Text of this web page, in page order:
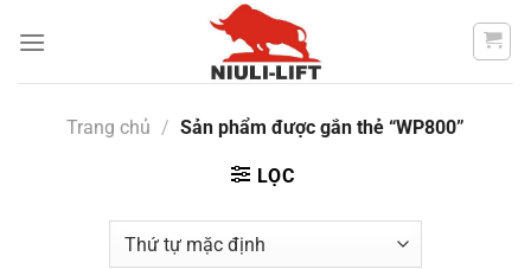
đến
Trang chủ / Sản phẩm được gắn thẻ “WP800”
LỌC